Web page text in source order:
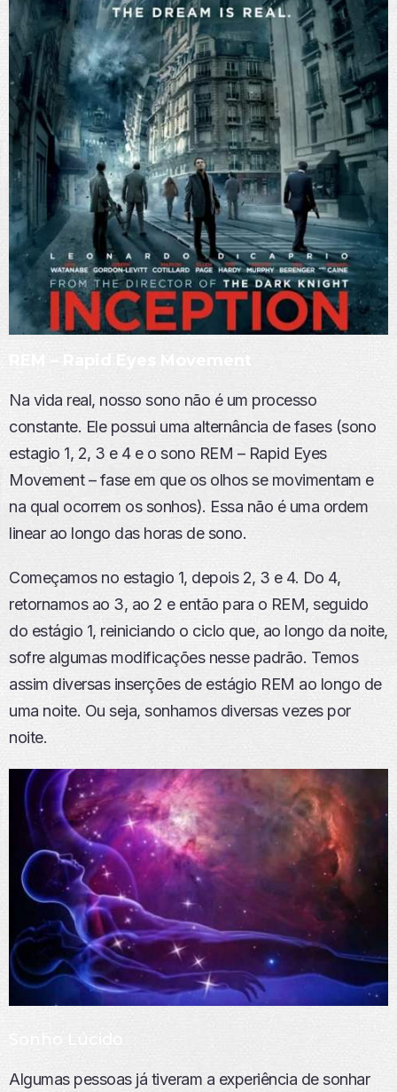
REM – Rapid Eyes Movement
Na vida real, nosso sono não é um processo
constante. Ele possui uma alternância de fases (sono
estagio 1, 2, 3 e 4 e o sono REM – Rapid Eyes
Movement – fase em que os olhos se movimentam e
na qual ocorrem os sonhos). Essa não é uma ordem
linear ao longo das horas de sono.
Começamos no estagio 1, depois 2, 3 e 4. Do 4,
retornamos ao 3, ao 2 e então para o REM, seguido
do estágio 1, reiniciando o ciclo que, ao longo da noite,
sofre algumas modificações nesse padrão. Temos
assim diversas inserções de estágio REM ao longo de
uma noite. Ou seja, sonhamos diversas vezes por
noite.
Sonho Lúcido
Algumas pessoas já tiveram a experiência de sonhar